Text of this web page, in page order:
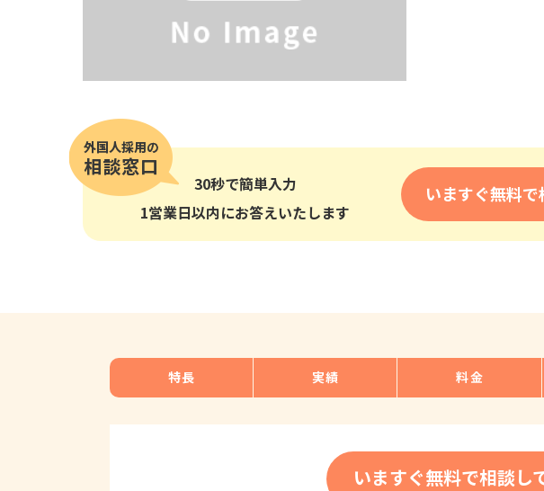
採用市場
調査・プレスリリース
お役立ち資料
30秒で簡単入力
1営業日以内にお答えいたします
いますぐ無料
特長 実績 料金
いますぐ無料で相談し